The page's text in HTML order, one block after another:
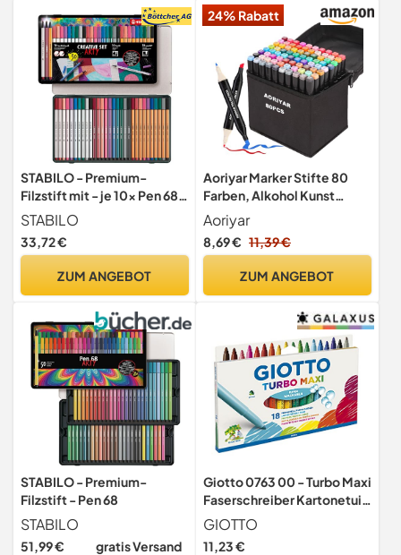
STABILO - Premium-
Filzstift mit - je 10x Pen 68
brush, Pen 68 & point 88
STABILO
33,72 €
ZUM ANGEBOT
24% Rabatt
Aoriyar Marker Stifte 80
Farben, Alkohol Kunst
Marker
Aoriyar
8,69 € 11,39 €
ZUM ANGEBOT
STABILO - Premium-
Filzstift - Pen 68
STABILO
51,99 € gratis Versand
Giotto 0763 00 - Turbo Maxi
Faserschreiber Kartonetui
mit Hängelasche 18
sortierte Farben
GIOTTO
11,23 €